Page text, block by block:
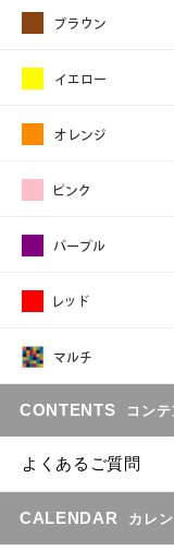
CONTENTS コンテ
よくあるご質問
CALENDAR カレ